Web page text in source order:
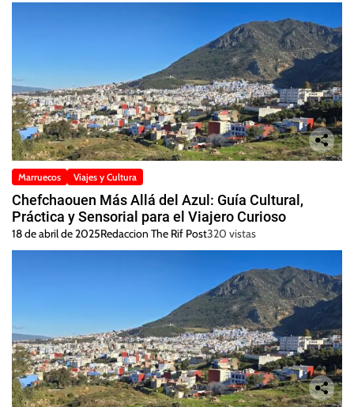
Marruecos Viajes y Cultura
Chefchaouen Más Allá del Azul: Guía Cultural,
Práctica y Sensorial para el Viajero Curioso
18 de abril de 2025Redaccion The Rif Post320 vistas